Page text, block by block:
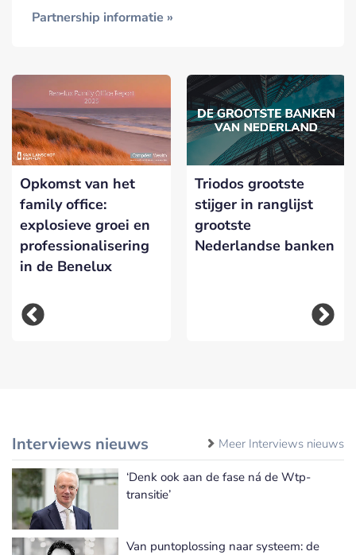
Partnership informatie »
Opkomst van het
family office:
explosieve groei en
professionalisering
in de Benelux
Triodos grootste
stijger in ranglijst
grootste
Nederlandse banken
Interviews nieuws Meer Interviews nieuws
‘Denk ook aan de fase ná de Wtp-
transitie’
Van puntoplossing naar systeem: de